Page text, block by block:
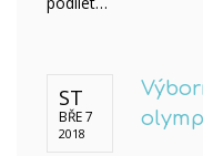
ST
BŘE 7
2018